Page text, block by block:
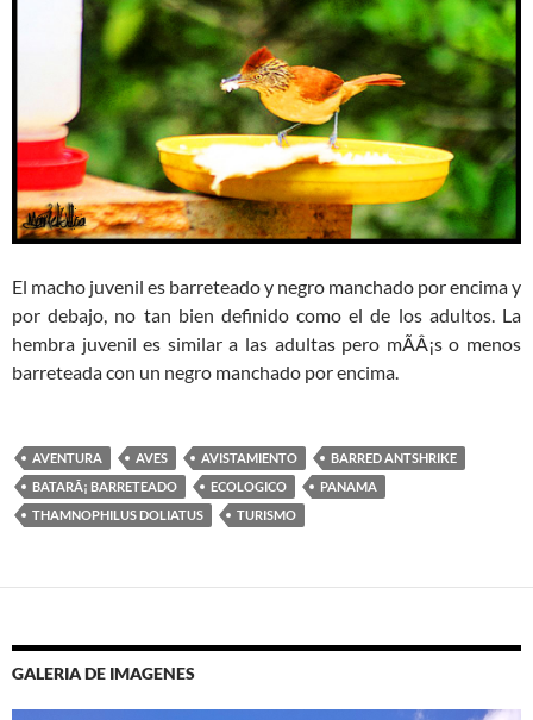
El macho juvenil es barreteado y negro manchado por encima y
por debajo, no tan bien definido como el de los adultos. La
hembra juvenil es similar a las adultas pero mÃÂ¡s o menos
barreteada con un negro manchado por encima.
AVENTURA AVES AVISTAMIENTO
BARRED ANTSHRIKE
BATARÃ¡ BARRETEADO
ECOLOGICO
PANAMA
THAMNOPHILUS DOLIATUS
TURISMO
GALERIA DE IMAGENES